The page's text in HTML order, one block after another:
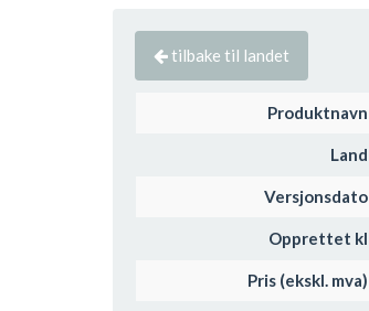
tilbake til landet
Produktnavn
Land
Versjonsdato
Opprettet kl
Pris (ekskl. mva)